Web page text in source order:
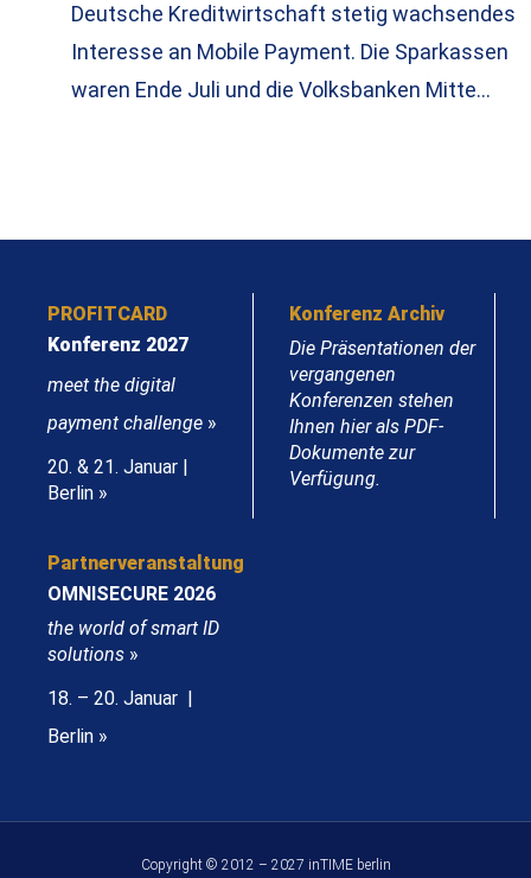
Deutsche Kreditwirtschaft stetig wachsendes
Interesse an Mobile Payment. Die Sparkassen
waren Ende Juli und die Volksbanken Mitte…
PROFITCARD
Konferenz 2027
meet the digital
payment challenge »
20. & 21. Januar |
Berlin »
Konferenz Archiv
Die Präsentationen der
vergangenen
Konferenzen stehen
Ihnen hier als PDF-
Dokumente zur
Verfügung.
Partnerveranstaltung
OMNISECURE 2026
the world of smart ID
solutions »
18. – 20. Januar |
Berlin »
Copyright © 2012 – 2027 inTIME berlin